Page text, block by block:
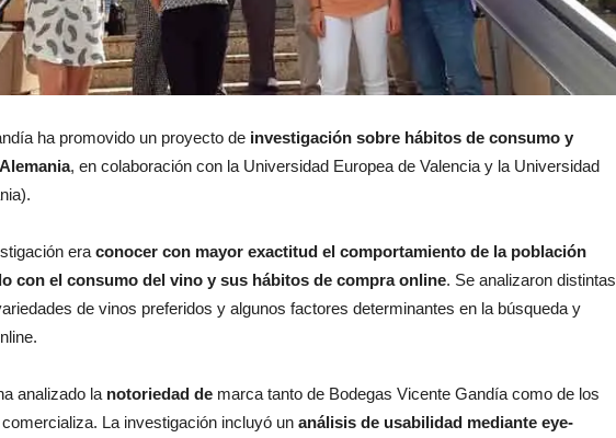
ha promovido un proyecto de investigación sobre hábitos de consumo y
, en colaboración con la Universidad Europea de Valencia y la Universidad
eraconocer con mayor exactitud el comportamiento de la población
con el consumo del vino y sus hábitos de compra online. Se analizaron distintas
de vinos preferidos y algunos factores determinantes en la búsqueda y
analizado la notoriedad de marca tanto de Bodegas Vicente Gandía como de los
La investigación incluyó un análisis de usabilidad mediante eye-